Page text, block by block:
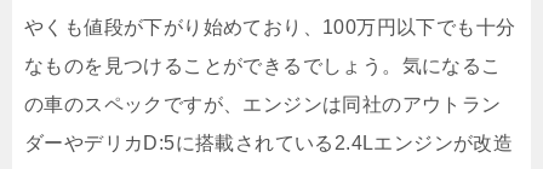
やくも値段が下がり始めており、100万円以下でも十分
なものを見つけることができるでしょう。気になるこ
の車のスペックですが、エンジンは同社のアウトラン
ダーやデリカD:5に搭載されている2.4Lエンジンが改造